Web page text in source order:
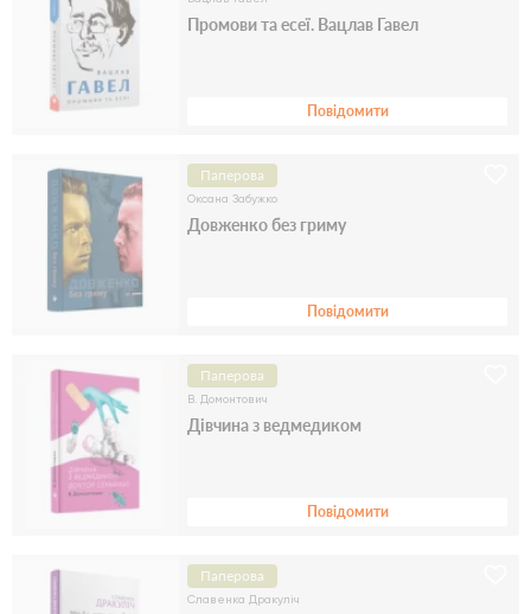
Промови та есеї. Вацлав Гавел
Повідомити
Паперова
Оксана Забужко
Довженко без гриму
Повідомити
Паперова
В. Домонтович
Дівчина з ведмедиком
Повідомити
Паперова
Славенка Дракуліч